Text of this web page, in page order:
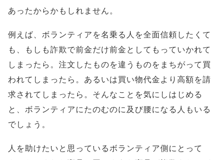
あったからかもしれません。
例えば、ボランティアを名乗る人を全面信頼したくて
も、もしも詐欺で前金だけ前金としてもっていかれて
しまったら。注文したものを違うものをまちがって買
われてしまったら。あるいは買い物代金より高額を請
求されてしまったら。そんなことを気にしはじめる
と、ボランティアにたのむのに及び腰になる人もいる
でしょう。
人を助けたいと思っているボランティア側にとって